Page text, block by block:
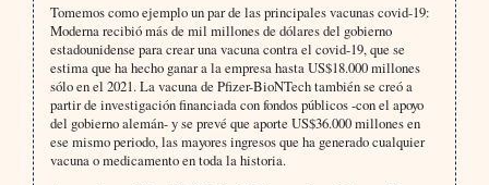
Tomemos como ejemplo un par de las principales vacunas covid-19:
Moderna recibió más de mil millones de dólares del gobierno
estadounidense para crear una vacuna contra el covid-19, que se
estima que ha hecho ganar a la empresa hasta US$18.000 millones
sólo en el 2021. La vacuna de Pfizer-BioNTech también se creó a
partir de investigación financiada con fondos públicos -con el apoyo
del gobierno alemán- y se prevé que aporte US$36.000 millones en
ese mismo periodo, las mayores ingresos que ha generado cualquier
vacuna o medicamento en toda la historia.